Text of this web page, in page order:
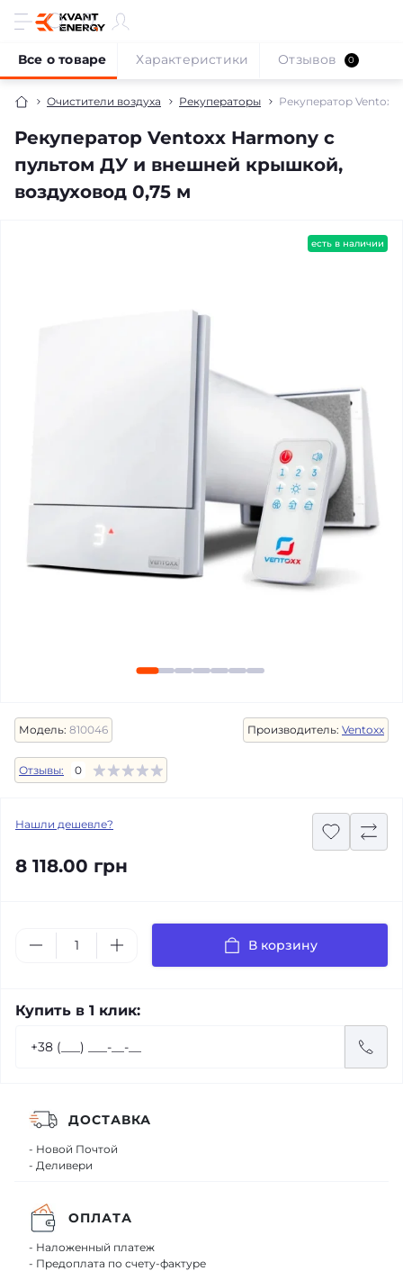
Очистители воздуха Рекуператоры Рекуператор
Рекуператор Ventoxx Harmony с
пультом ДУ и внешней крышкой,
воздуховод 0,75 м
Все о товаре Характеристики Отзывов 0
есть в наличии
Модель: 810046 Производитель: Ventoxx
Отзывы: 0
Нашли дешевле?
8 118.00 грн
В корзину
Купить в 1 клик:
ДОСТАВКА
- Новой Почтой
- Деливери
ОПЛАТА
- Наложенный платеж
- Предоплата по счету-фактуре